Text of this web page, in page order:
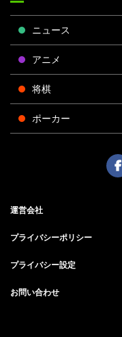
ニュース
アニメ
将棋
ポーカー
運営会社
プライバシーポリシー
プライバシー設定
お問い合わせ